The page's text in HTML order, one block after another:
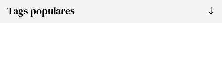
Tags populares